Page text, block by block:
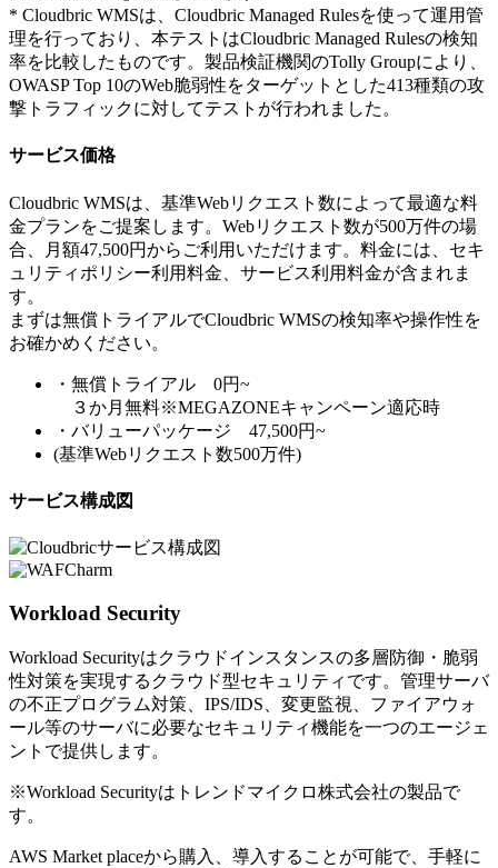
* Cloudbric WMSは、Cloudbric Managed Rulesを使って運用管
理を行っており、本テストはCloudbric Managed Rulesの検知
率を比較したものです。製品検証機関のTolly Groupにより、
OWASP Top 10のWeb脆弱性をターゲットとした413種類の攻
撃トラフィックに対してテストが行われました。
サービス価格
Cloudbric WMSは、基準Webリクエスト数によって最適な料
金プランをご提案します。Webリクエスト数が500万件の場
合、月額47,500円からご利用いただけます。料金には、セキ
ュリティポリシー利用料金、サービス利用料金が含まれま
す。
まずは無償トライアルでCloudbric WMSの検知率や操作性を
お確かめください。
・無償トライアル 0円~
３か月無料※MEGAZONEキャンペーン適応時
・バリューパッケージ 47,500円~
(基準Webリクエスト数500万件)
サービス構成図
Workload Security
Workload Securityはクラウドインスタンスの多層防御・脆弱
性対策を実現するクラウド型セキュリティです。管理サーバ
の不正プログラム対策、IPS/IDS、変更監視、ファイアウォ
ール等のサーバに必要なセキュリティ機能を一つのエージェ
ントで提供します。
※Workload Securityはトレンドマイクロ株式会社の製品で
す。
AWS Market placeから購入、導入することが可能で、手軽に